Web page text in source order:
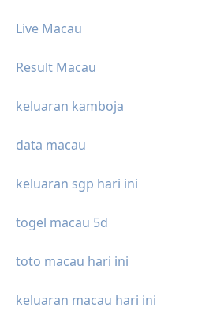
Live Macau
Result Macau
keluaran kamboja
data macau
keluaran sgp hari ini
togel macau 5d
toto macau hari ini
keluaran macau hari ini